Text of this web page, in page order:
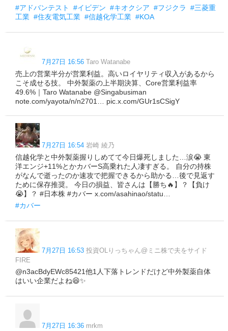
#アドバンテスト
#イビデン #キオクシア #フジクラ
#三菱重
工業 #住友電気工業 #信越化学工業 #KOA
7月27日 16:56 Taro Watanabe
売上の営業半分が営業利益。高いロイヤリティ収入があるから
こそ成せる技。 中外製薬の上半期決算、Core営業利益率
49.6%｜Taro Watanabe @Singabusiman
note.com/yayota/n/n2701… pic.x.com/GUr1sCSigY
7月27日 16:54 岩崎 綾乃
信越化学と中外製薬握りしめてて今日爆死しました…涙😭 東
洋エンジ+11%とかカバーS高乗れた人凄すぎる。 自分の持株
がなんで逝ったのか速攻で把握できるから助かる…後で見返す
ために保存推奨。 今日の損益、皆さんは【勝ち🔥】？【負け
😭】？ #日本株 #カバー x.com/asahinao/statu…
#カバー
7月27日 16:53 投資OLりっちゃん@ミニ株で夫をサイド
FIRE
@n3acBdyEWc85421他1人下落トレンドだけど中外製薬自体
はいい企業だよね😆✨
7月27日 16:36 mrkm